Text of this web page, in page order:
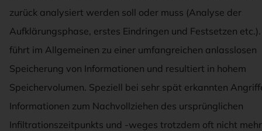
zurück analysiert werden soll oder muss (Analyse der
Aufklärungsphase, erstes Eindringen und Festsetzen
führt im Allgemeinen zu einer umfangreichen anlasslosen
Speicherung von Informationen und resultiert in hohem
Speichervolumen. Speziell bei sehr spät erkannten
Informationen zum Nachvollziehen des ursprünglichen
Infiltrationszeitpunkts und -weges trotzdem oft nicht mehr